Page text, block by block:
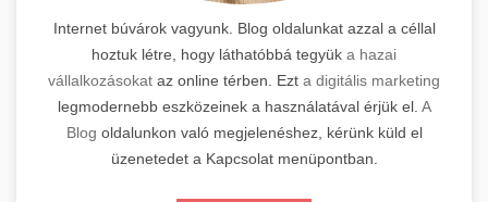
Internet búvárok vagyunk. Blog oldalunkat azzal a céllal
hoztuk létre, hogy láthatóbbá tegyük a hazai
vállalkozásokat az online térben. Ezt a digitális marketing
legmodernebb eszközeinek a használatával érjük el. A
Blog oldalunkon való megjelenéshez, kérünk küld el
üzenetedet a Kapcsolat menüpontban.